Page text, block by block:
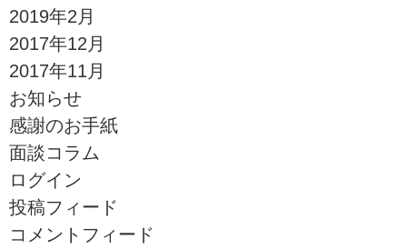
2019年2月
2017年12月
2017年11月
お知らせ
感謝のお手紙
面談コラム
ログイン
投稿フィード
コメントフィード